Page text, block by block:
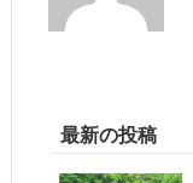
最新の投稿